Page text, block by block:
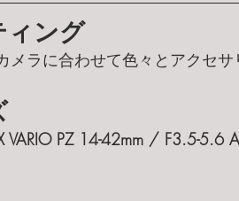
ィング
メラに合わせて色々とアクセ
VARIO PZ 14-42mm / F3.5-5.6